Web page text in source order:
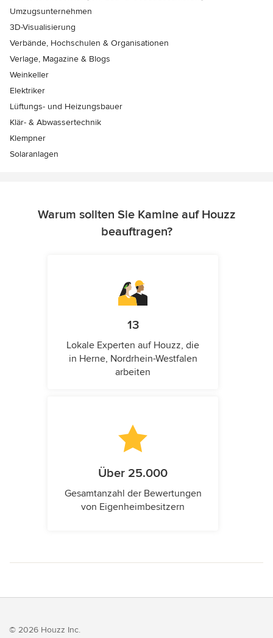
Umzugsunternehmen
3D-Visualisierung
Verbände, Hochschulen & Organisationen
Verlage, Magazine & Blogs
Weinkeller
Elektriker
Lüftungs- und Heizungsbauer
Klär- & Abwassertechnik
Klempner
Solaranlagen
Warum sollten Sie Kamine auf Houzz
beauftragen?
13
Lokale Experten auf Houzz, die
in Herne, Nordrhein-Westfalen
arbeiten
Über 25.000
Gesamtanzahl der Bewertungen
von Eigenheimbesitzern
© 2026 Houzz Inc.